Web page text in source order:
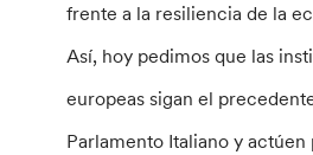
frente a la resiliencia de la
Así, hoy pedimos que las
europeas sigan el
Parlamento Italiano y actúen